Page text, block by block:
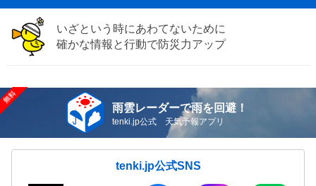
いざという時にあわてないために
確かな情報と行動で防災力アップ
雨雲レーダーで雨を回避！
tenki.jp公式 天気予報アプリ
tenki.jp公式SNS